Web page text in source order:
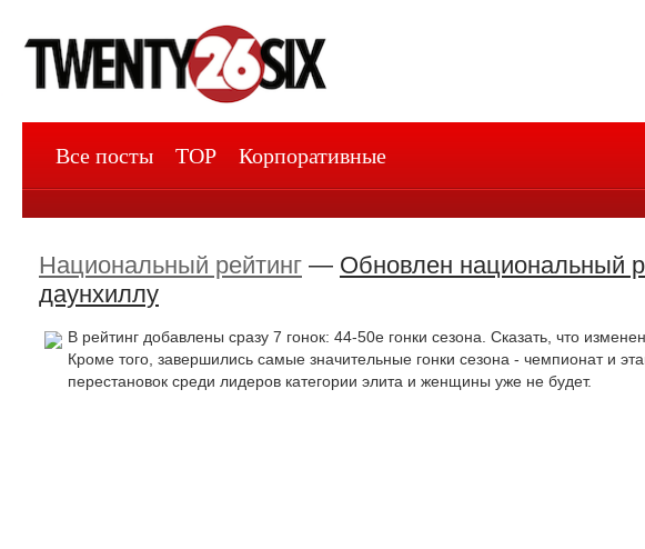
Все посты TOP Корпоративные
Национальный рейтинг — Обновлен национальный
даунхиллу
В рейтинг добавлены сразу 7 гонок: 44-50е гонки сезона. Сказать, что
Кроме того, завершились самые значительные гонки сезона - чемпионат и
перестановок среди лидеров категории элита и женщины уже не будет.